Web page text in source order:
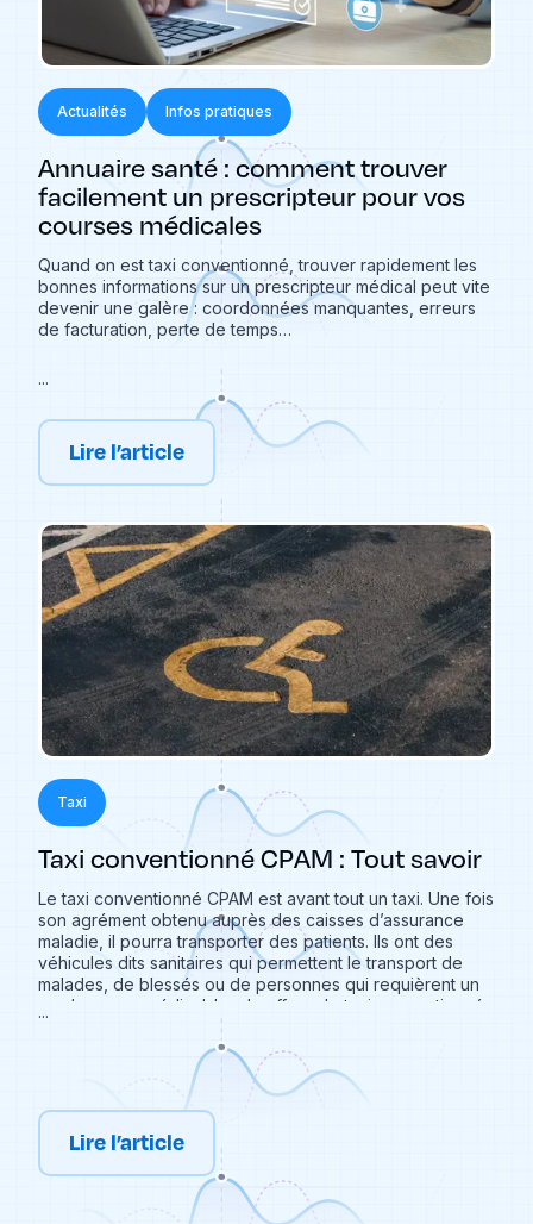
Actualités Infos pratiques
Annuaire santé : comment trouver
facilement un prescripteur pour vos
courses médicales
Quand on est taxi conventionné, trouver rapidement les
bonnes informations sur un prescripteur médical peut vite
devenir une galère : coordonnées manquantes, erreurs
de facturation, perte de temps…
...
Lire l’article
Taxi
Taxi conventionné CPAM : Tout savoir
Le taxi conventionné CPAM est avant tout un taxi. Une fois
son agrément obtenu auprès des caisses d’assurance
maladie, il pourra transporter des patients. Ils ont des
véhicules dits sanitaires qui permettent le transport de
malades, de blessés ou de personnes qui requièrent un
rendez-vous médical. Le chauffeur de taxi conventionné
est un véritable spécialiste du transport médical. Cela
permet notamment aux personnes à mobilité réduite
d’effectuer leurs déplacements et ainsi être présents à
leurs rendez-vous médicaux. Qu’est-ce qu’un taxi
conventionné ? Qu’est-ce qui nous permets de
reconnaître un taxi conventionné ? Comment faire pour
se déplacer en taxi conventionné ? Caree vous explique
tout ce qu’il faut savoir sur les taxis conventionnés !
...
Lire l’article